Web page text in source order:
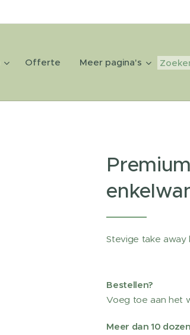
Offerte Meer pagina's
Stevige take away
Bestellen?
Voeg toe aan het
Meer dan 10